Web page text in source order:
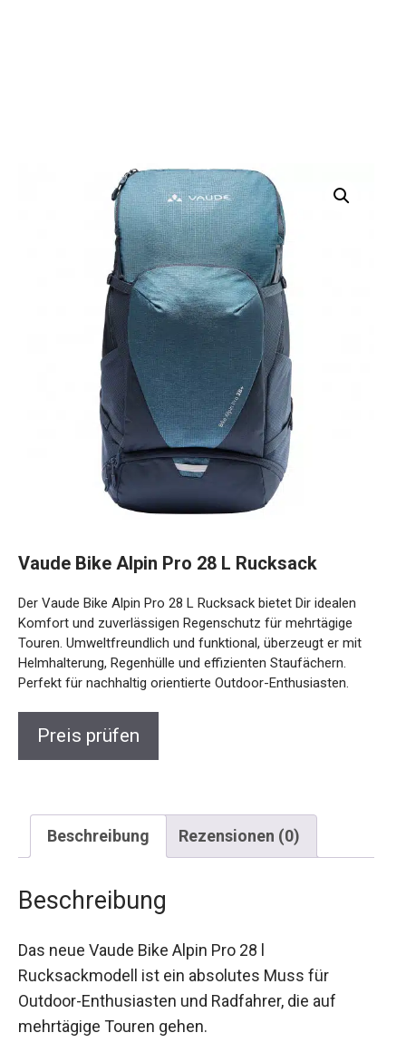
Vaude Bike Alpin Pro 28 L Rucksack
Der Vaude Bike Alpin Pro 28 L Rucksack bietet Dir idealen
Komfort und zuverlässigen Regenschutz für mehrtägige
Touren. Umweltfreundlich und funktional, überzeugt er mit
Helmhalterung, Regenhülle und effizienten Staufächern.
Perfekt für nachhaltig orientierte Outdoor-Enthusiasten.
Preis prüfen
Beschreibung Rezensionen (0)
Beschreibung
Das neue Vaude Bike Alpin Pro 28 l
Rucksackmodell ist ein absolutes Muss für
Outdoor-Enthusiasten und Radfahrer, die auf
mehrtägige Touren gehen.